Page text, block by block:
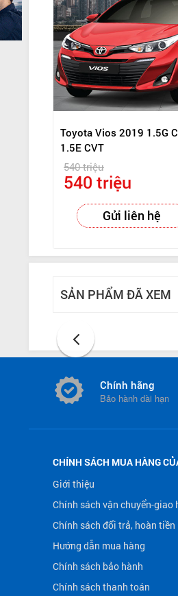
Toyota Vios 2019 1.5G
1.5E CVT
540 triệu
540 triệu
Gửi liên hệ
SẢN PHẨM ĐÃ XEM
Chính hãng
Bảo hành dài hạn
CHÍNH SÁCH MUA HÀNG
Giới thiệu
Chính sách vận chuyển-giao
Chính sách đổi trả, hoàn tiền
Hướng dẫn mua hàng
Chính sách bảo hành
Chính sách thanh toán